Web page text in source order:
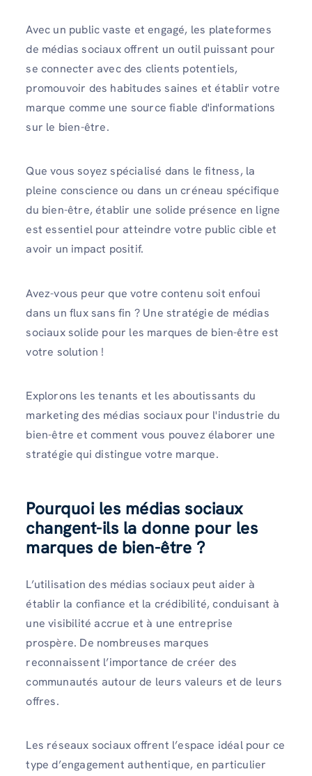
Avec un public vaste et engagé, les plateformes
de médias sociaux offrent un outil puissant pour
se connecter avec des clients potentiels,
promouvoir des habitudes saines et établir votre
marque comme une source fiable d'informations
sur le bien-être.
Que vous soyez spécialisé dans le fitness, la
pleine conscience ou dans un créneau spécifique
du bien-être, établir une solide présence en ligne
est essentiel pour atteindre votre public cible et
avoir un impact positif.
Avez-vous peur que votre contenu soit enfoui
dans un flux sans fin ? Une stratégie de médias
sociaux solide pour les marques de bien-être est
votre solution !
Explorons les tenants et les aboutissants du
marketing des médias sociaux pour l'industrie du
bien-être et comment vous pouvez élaborer une
stratégie qui distingue votre marque.
Pourquoi les médias sociaux
changent-ils la donne pour les
marques de bien-être ?
L’utilisation des médias sociaux peut aider à
établir la confiance et la crédibilité, conduisant à
une visibilité accrue et à une entreprise
prospère. De nombreuses marques
reconnaissent l’importance de créer des
communautés autour de leurs valeurs et de leurs
offres.
Les réseaux sociaux offrent l’espace idéal pour ce
type d’engagement authentique, en particulier